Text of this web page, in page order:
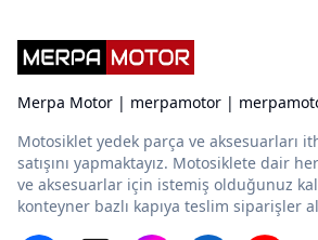
Merpa Motor | merpamotor |
Motosiklet yedek parça ve aksesuarları
satışını yapmaktayız. Motosiklete dair
ve aksesuarlar için istemiş olduğunuz
konteyner bazlı kapıya teslim siparişler